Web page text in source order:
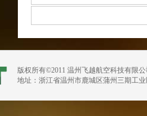
版权所有©2011 温州飞越航空科技有限
地址：浙江省温州市鹿城区蒲州三期工业